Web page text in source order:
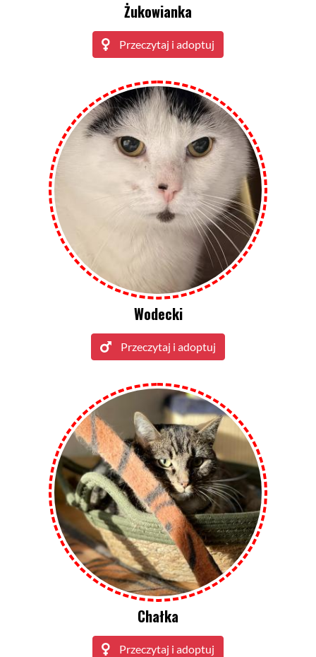
Żukowianka
Przeczytaj i adoptuj
Wodecki
Przeczytaj i adoptuj
Chałka
Przeczytaj i adoptuj